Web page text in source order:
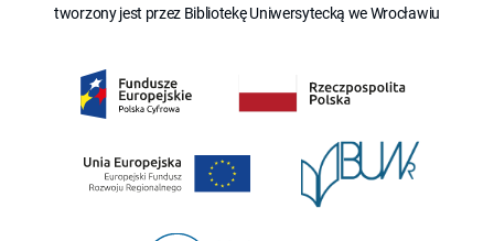
tworzony jest przez Bibliotekę Uniwersytecką we Wrocławiu